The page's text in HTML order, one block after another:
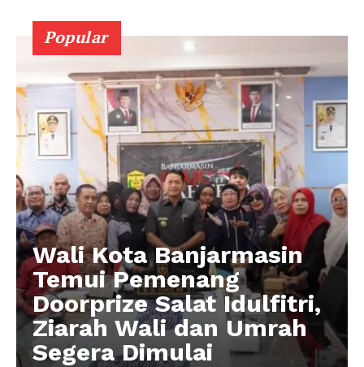
Popular
Wali Kota Banjarmasin
Temui Pemenang
Doorprize Salat Idulfitri,
Ziarah Wali dan Umrah
Segera Dimulai